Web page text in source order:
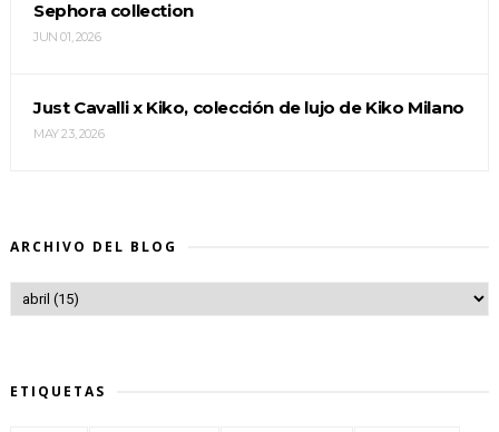
Sephora collection
JUN 01, 2026
Just Cavalli x Kiko, colección de lujo de Kiko Milano
MAY 23, 2026
ARCHIVO DEL BLOG
ETIQUETAS